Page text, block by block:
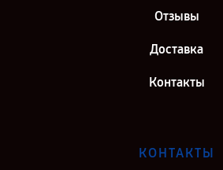
Отзывы
Доставка
Контакты
КОНТАКТЫ